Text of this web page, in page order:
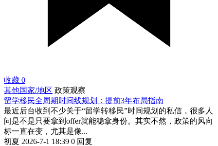
收藏 0
其他国家/地区 政策观察
留学移民全周期时间线规划：提前3年布局指南
最近后台收到不少关于“留学转移民”时间规划的私信，很多人
问是不是只要拿到offer就能稳拿身份。其实不然，政策的风向
标一直在变，尤其是像...
初夏 2026-7-1 18:39 0 回复